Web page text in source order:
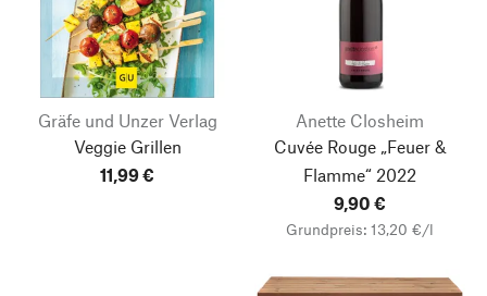
Gräfe und Unzer Verlag
Veggie Grillen
11,99 €
Anette Closheim
Cuvée Rouge „Feuer &
Flamme“ 2022
9,90 €
Grundpreis: 13,20 €/l